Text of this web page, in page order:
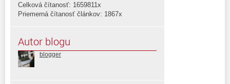
Celková čítanosť: 1659811x
Priemerná čítanosť článkov: 1867x
Autor blogu
blogger